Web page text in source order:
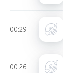
00:29
00:26